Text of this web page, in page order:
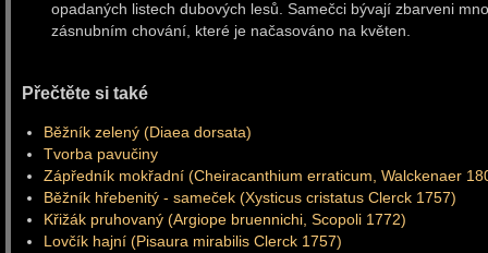
opadaných listech dubových lesů. Samečci bývají zbarveni
zásnubním chování, které je načasováno na květen.
Přečtěte si také
Běžník zelený (Diaea dorsata)
Tvorba pavučiny
Zápředník mokřadní (Cheiracanthium erraticum, Walckenaer
Běžník hřebenitý - sameček (Xysticus cristatus Clerck 1757)
Křižák pruhovaný (Argiope bruennichi, Scopoli 1772)
Lovčík hajní (Pisaura mirabilis Clerck 1757)